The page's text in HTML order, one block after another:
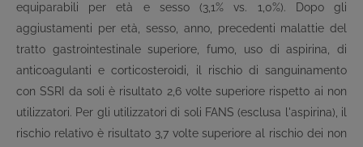
equiparabili per età e sesso (3,1% vs. 1,0%). Dopo gli
aggiustamenti per età, sesso, anno, precedenti malattie del
tratto gastrointestinale superiore, fumo, uso di aspirina, di
anticoagulanti e corticosteroidi, il rischio di sanguinamento
con SSRI da soli è risultato 2,6 volte superiore rispetto ai non
utilizzatori. Per gli utilizzatori di soli FANS (esclusa l'aspirina), il
rischio relativo è risultato 3,7 volte superiore al rischio dei non